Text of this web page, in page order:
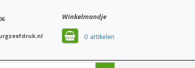
Winkelmandje
0